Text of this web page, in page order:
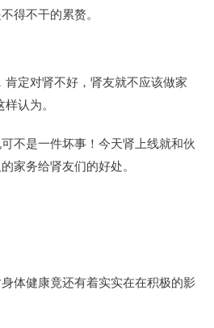
得不干的累赘。
肯定对肾不好，肾友就不应该做家
认为。
不是一件坏事！今天肾上线就和伙
家务给肾友们的好处。
体健康竟还有着实实在在积极的影